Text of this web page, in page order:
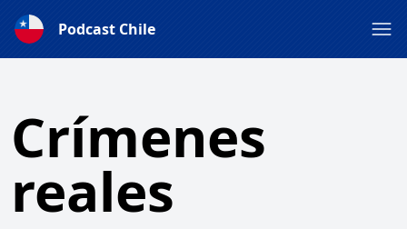
Podcast Chile
Crímenes
reales